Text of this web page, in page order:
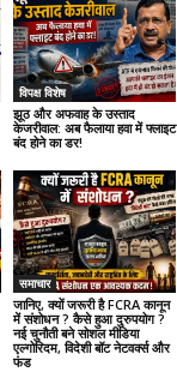
विपक्ष विशेष
झूठ और अफवाह के उस्ताद
केजरीवाल: अब फैलाया हवा में फ्लाइट
बंद होने का डर!
समाचार
जानिए, क्यों जरूरी है FCRA कानून
में संशोधन ? कैसे हुआ दुरुपयोग ?
नई चुनौती बने सोशल मीडिया
एल्गोरिदम, विदेशी बॉट नेटवर्क्स और
फंड